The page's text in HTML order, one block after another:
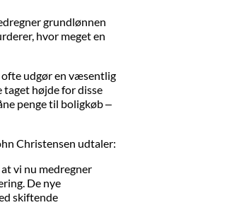
grundlønnen
hvor meget en
ofte udgør en væsentlig
højde for disse
penge til boligkøb –
Christensen udtaler:
vi nu medregner
De nye
skiftende